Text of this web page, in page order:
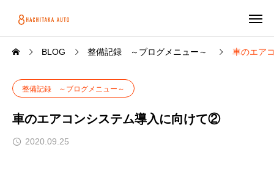
BLOG 整備記録 ～ブログメニュー～ 車のエア
整備記録 ～ブログメニュー～
車のエアコンシステム導入に向けて②
2020.09.25